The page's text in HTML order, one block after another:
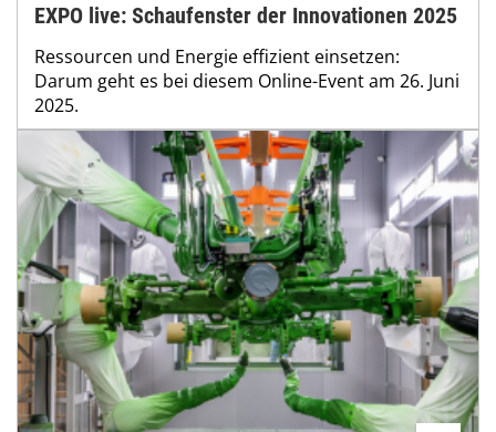
EXPO live: Schaufenster der Innovationen 2025
Ressourcen und Energie effizient einsetzen:
Darum geht es bei diesem Online-Event am 26. Juni
2025.